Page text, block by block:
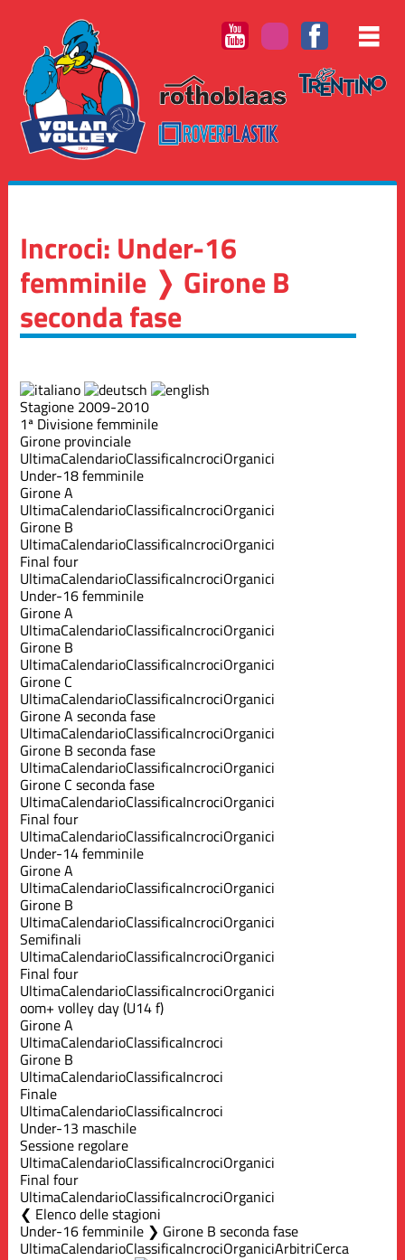
Incroci: Under-16
femminile ❭ Girone B
seconda fase
Stagione 2009-2010
1ª Divisione femminile
Girone provinciale
UltimaCalendarioClassificaIncrociOrganici
Under-18 femminile
Girone A
UltimaCalendarioClassificaIncrociOrganici
Girone B
UltimaCalendarioClassificaIncrociOrganici
Final four
UltimaCalendarioClassificaIncrociOrganici
Under-16 femminile
Girone A
UltimaCalendarioClassificaIncrociOrganici
Girone B
UltimaCalendarioClassificaIncrociOrganici
Girone C
UltimaCalendarioClassificaIncrociOrganici
Girone A seconda fase
UltimaCalendarioClassificaIncrociOrganici
Girone B seconda fase
UltimaCalendarioClassificaIncrociOrganici
Girone C seconda fase
UltimaCalendarioClassificaIncrociOrganici
Final four
UltimaCalendarioClassificaIncrociOrganici
Under-14 femminile
Girone A
UltimaCalendarioClassificaIncrociOrganici
Girone B
UltimaCalendarioClassificaIncrociOrganici
Semifinali
UltimaCalendarioClassificaIncrociOrganici
Final four
UltimaCalendarioClassificaIncrociOrganici
oom+ volley day (U14 f)
Girone A
UltimaCalendarioClassificaIncroci
Girone B
UltimaCalendarioClassificaIncroci
Finale
UltimaCalendarioClassificaIncroci
Under-13 maschile
Sessione regolare
UltimaCalendarioClassificaIncrociOrganici
Final four
UltimaCalendarioClassificaIncrociOrganici
Elenco delle stagioni
Under-16 femminile ❯ Girone B seconda fase
UltimaCalendarioClassificaIncrociOrganiciArbitriCerca